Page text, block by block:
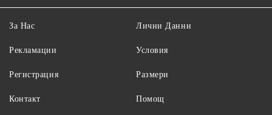
За Нас
Рекламации
Регистрация
Контакт
Лични Данни
Условия
Размери
Помощ